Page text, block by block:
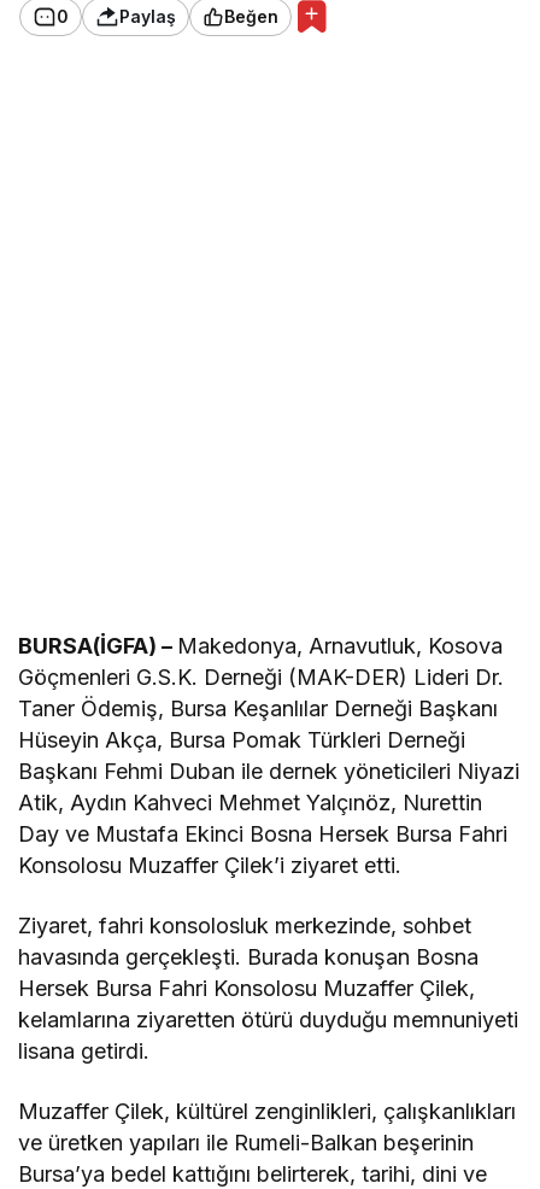
0 Paylaş Beğen
BURSA(İGFA) – Makedonya, Arnavutluk, Kosova
Göçmenleri G.S.K. Derneği (MAK-DER) Lideri Dr.
Taner Ödemiş, Bursa Keşanlılar Derneği Başkanı
Hüseyin Akça, Bursa Pomak Türkleri Derneği
Başkanı Fehmi Duban ile dernek yöneticileri Niyazi
Atik, Aydın Kahveci Mehmet Yalçınöz, Nurettin
Day ve Mustafa Ekinci Bosna Hersek Bursa Fahri
Konsolosu Muzaffer Çilek’i ziyaret etti.
Ziyaret, fahri konsolosluk merkezinde, sohbet
havasında gerçekleşti. Burada konuşan Bosna
Hersek Bursa Fahri Konsolosu Muzaffer Çilek,
kelamlarına ziyaretten ötürü duyduğu memnuniyeti
lisana getirdi.
Muzaffer Çilek, kültürel zenginlikleri, çalışkanlıkları
ve üretken yapıları ile Rumeli-Balkan beşerinin
Bursa’ya bedel kattığını belirterek, tarihi, dini ve